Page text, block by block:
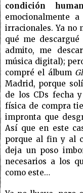
condición
emocionalmente
irracionales. Ya no
qué me
admito, me
música digital);
compré el álbum
Madrid, porque
de los CDs fecha
física de compra
impronta que
Así que en este
porque al fin y al
deja un poso
necesarios a los
como este…